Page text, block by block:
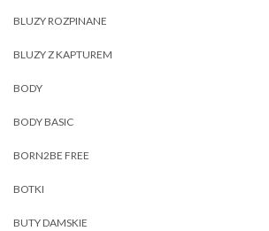
BLUZY ROZPINANE
BLUZY Z KAPTUREM
BODY
BODY BASIC
BORN2BE FREE
BOTKI
BUTY DAMSKIE